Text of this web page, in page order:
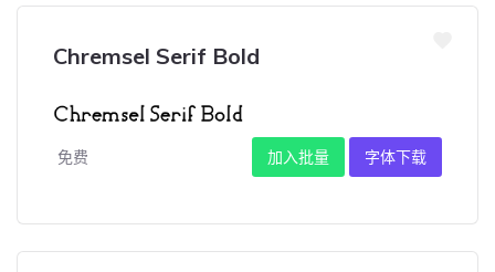
Chremsel Serif Bold
免费 加入批量 字体下载